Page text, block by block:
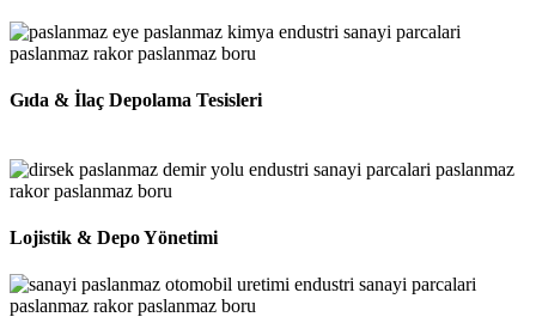
Gıda & İlaç Depolama Tesisleri
Lojistik & Depo Yönetimi